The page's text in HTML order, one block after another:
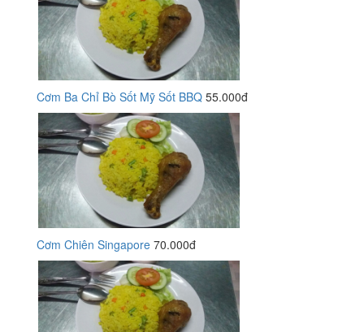
Cơm Ba Chỉ Bò Sốt Mỹ Sốt BBQ 55.000đ
Cơm Chiên Singapore 70.000đ